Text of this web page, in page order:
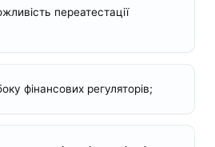
переатестації
фінансових регуляторів;